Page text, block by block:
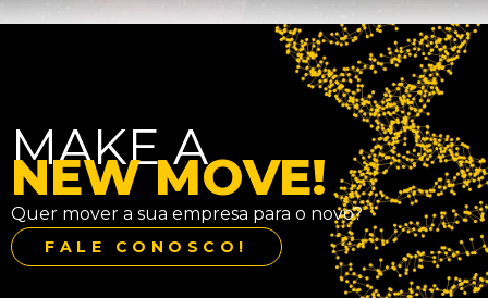
MAKE A
NEW MOVE!
Quer mover a sua empresa para o novo?
FALE CONOSCO!